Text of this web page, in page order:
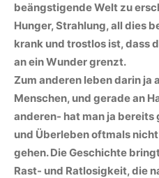
beängstigende Welt zu
Hunger, Strahlung, all dies
krank und trostlos ist, dass
an ein Wunder grenzt.
Zum anderen leben darin ja
Menschen, und gerade an
anderen- hat man ja bereits
und Überleben oftmals
gehen. Die Geschichte
Rast- und Ratlosigkeit, die